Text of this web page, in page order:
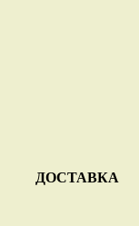
ДОСТАВКА